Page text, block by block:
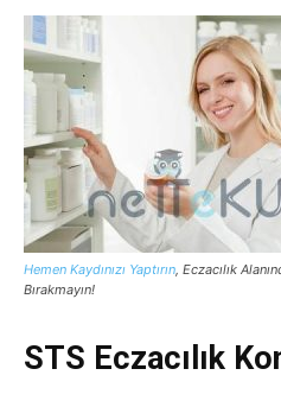
Hemen Kaydınızı Yaptırın, Eczacılık
Bırakmayın!
STS Eczacılık